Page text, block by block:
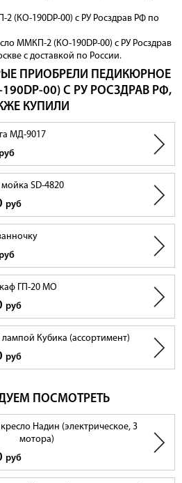
(КО-190DP-00) с РУ Росздрав РФ по
ММКП-2 (КО-190DP-00) с РУ Росздрав
с доставкой по России.
ПРИОБРЕЛИ ПЕДИКЮРНОЕ
00) С РУ РОСЗДРАВ РФ,
КУПИЛИ
MД-9017
SD-4820
руб
ГП-20 МО
руб
Кубика (ассортимент)
руб
ПОСМОТРЕТЬ
Надин (электрическое, 3
мотора)
руб